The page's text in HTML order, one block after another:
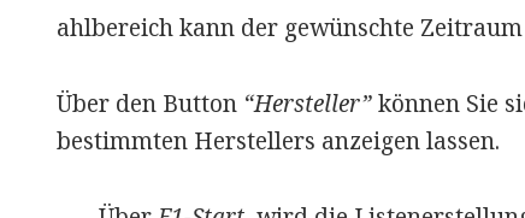
ahlbereich kann der gewünschte
Über den Button “Hersteller”können Sie
bestimmten Herstellers anzeigen lassen.